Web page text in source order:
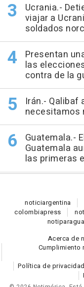
Ucrania.-
viajar a
soldados
Presentan
las
contra de la
Irán.- Qalibaf
necesitamos
Guatemala.-
Guatemala
las primeras
noticiargentina
colombiapress
noti
Acerca de
Cumplimiento
Política de privacidad